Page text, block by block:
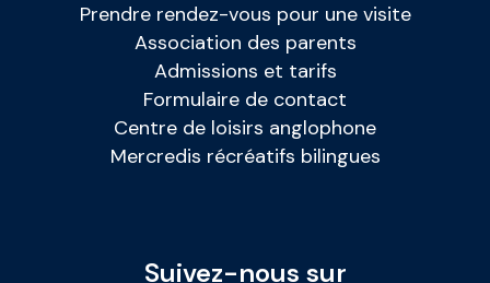
Prendre rendez-vous pour une visite
Association des parents
Admissions et tarifs
Formulaire de contact
Centre de loisirs anglophone
Mercredis récréatifs bilingues
Suivez-nous sur